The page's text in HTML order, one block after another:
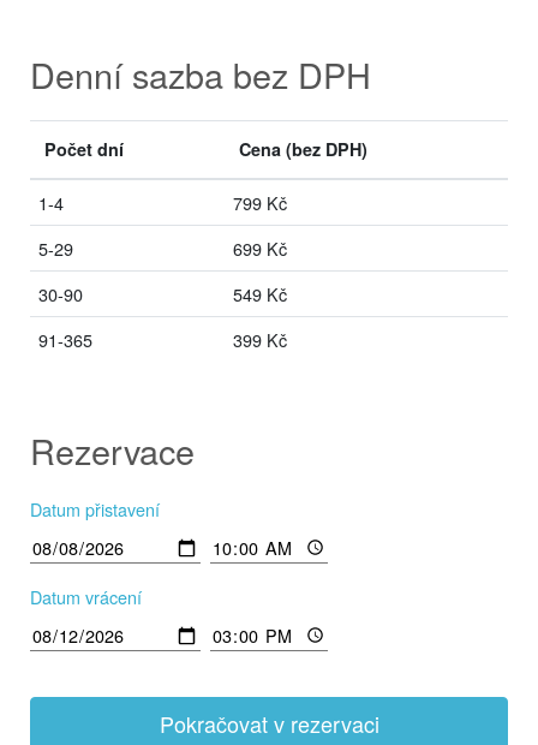
Denní sazba bez DPH
Počet dní Cena (bez DPH)
1-4
799 Kč
5-29
699 Kč
30-90
549 Kč
91-365
399 Kč
Rezervace
Datum přistavení
Datum vrácení
Pokračovat v rezervaci